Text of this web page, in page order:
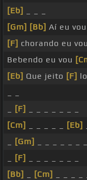
[Eb]
[Gm] [Bb] Aí eu
[F] chorando eu
Bebendo eu vou
[Eb] Que jeito [F]
[F]
[Cm]
[Eb]
[Gm]
[F]
[Bb]
[Cm]